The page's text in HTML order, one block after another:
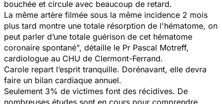
bouchée et circule avec beaucoup de retard.
La même artère filmée sous la même incidence 2 mois
plus tard montre une totale résorption de l'hématome, on
peut parler d’une totale guérison de cet hématome
coronaire spontané", détaille le Pr Pascal Motreff,
cardiologue au CHU de Clermont-Ferrand.
Carole repart l’esprit tranquille. Dorénavant, elle devra
faire un bilan cardiaque annuel.
Seulement 3% de victimes font des récidives. De
nombreuses études sont en cours pour comprendre